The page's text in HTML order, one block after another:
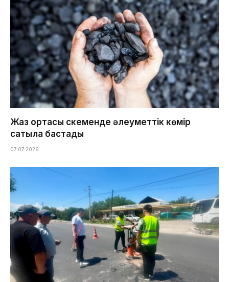
Жаз ортасы Өскеменде әлеуметтік көмір
сатыла бастады
07.07.2026